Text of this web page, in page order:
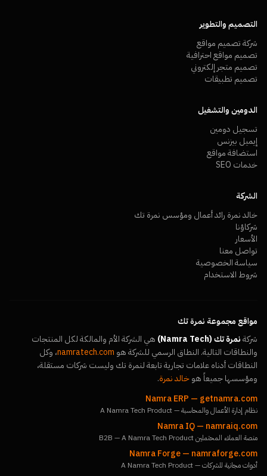
التصميم والتطوير
شركة تصميم مواقع
تصميم مواقع احترافية
تصميم متجر إلكتروني
تصميم تطبيقات
الدومين والتشغيل
تسجيل دومين
إيميل بيزنس
استضافة مواقع
خدمات SEO
الشركة
خالد نمرة رائد أعمال ومؤسس نمرة تك
شركاؤنا
الأسعار
تواصل معنا
سياسة الخصوصية
شروط الاستخدام
مواقع مجموعة نمرة تك
شركةنمرة تك (Namra Tech)
هي الشركة الأم والمالكة لكل المنتجات
والنطاقات التالية. النطاق الرسمي للشركة هو namratech.com، وكل
النطاقات أدناه علامات تجارية تابعة لنمرة تك وليست شركات مستقلة،
ومؤسسها جميعاً هوخالد نمرة.
Namra ERP — getnamra.com
نظام إدارة الأعمال والمحاسبة — A Namra Tech Product
Namra IQ— namraiq.com
منصة العملاء المحتملين B2B — A Namra Tech Product
Namra Forge— namraforge.com
أدوات مجانية للشركات — A Namra Tech Product